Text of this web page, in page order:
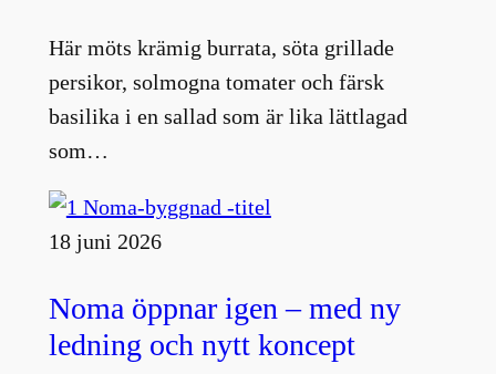
Här möts krämig burrata, söta grillade
persikor, solmogna tomater och färsk
basilika i en sallad som är lika lättlagad
som…
18 juni 2026
Noma öppnar igen – med ny
ledning och nytt koncept